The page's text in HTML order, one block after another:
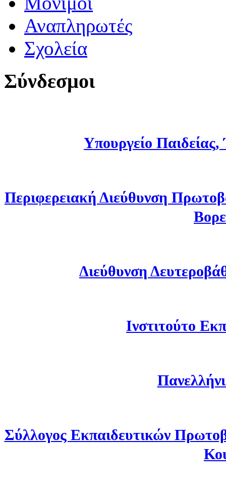
Αναπληρωτές
Σχολεία
Σύνδεσμοι
Υπουργείο
Περιφερειακή Διεύθυνση
Διεύθυνση
Ινστιτούτο
Σύλλογος Εκπαιδευτικών